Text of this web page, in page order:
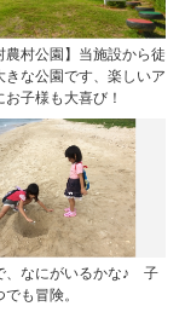
農村公園】当施設から徒
きな公園です、楽しいア
子様も大喜び！
、なにがいるかな♪ 子
も冒険。